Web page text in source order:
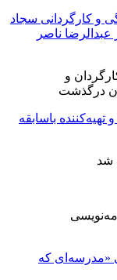
و کارگردانی سجاد
عبدالرضا ناصر
باسابقه
«مدرسه‌ای که